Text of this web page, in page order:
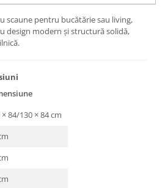
scaune pentru bucătărie sau living,
design modern și structură solidă,
× 84/130 × 84 cm